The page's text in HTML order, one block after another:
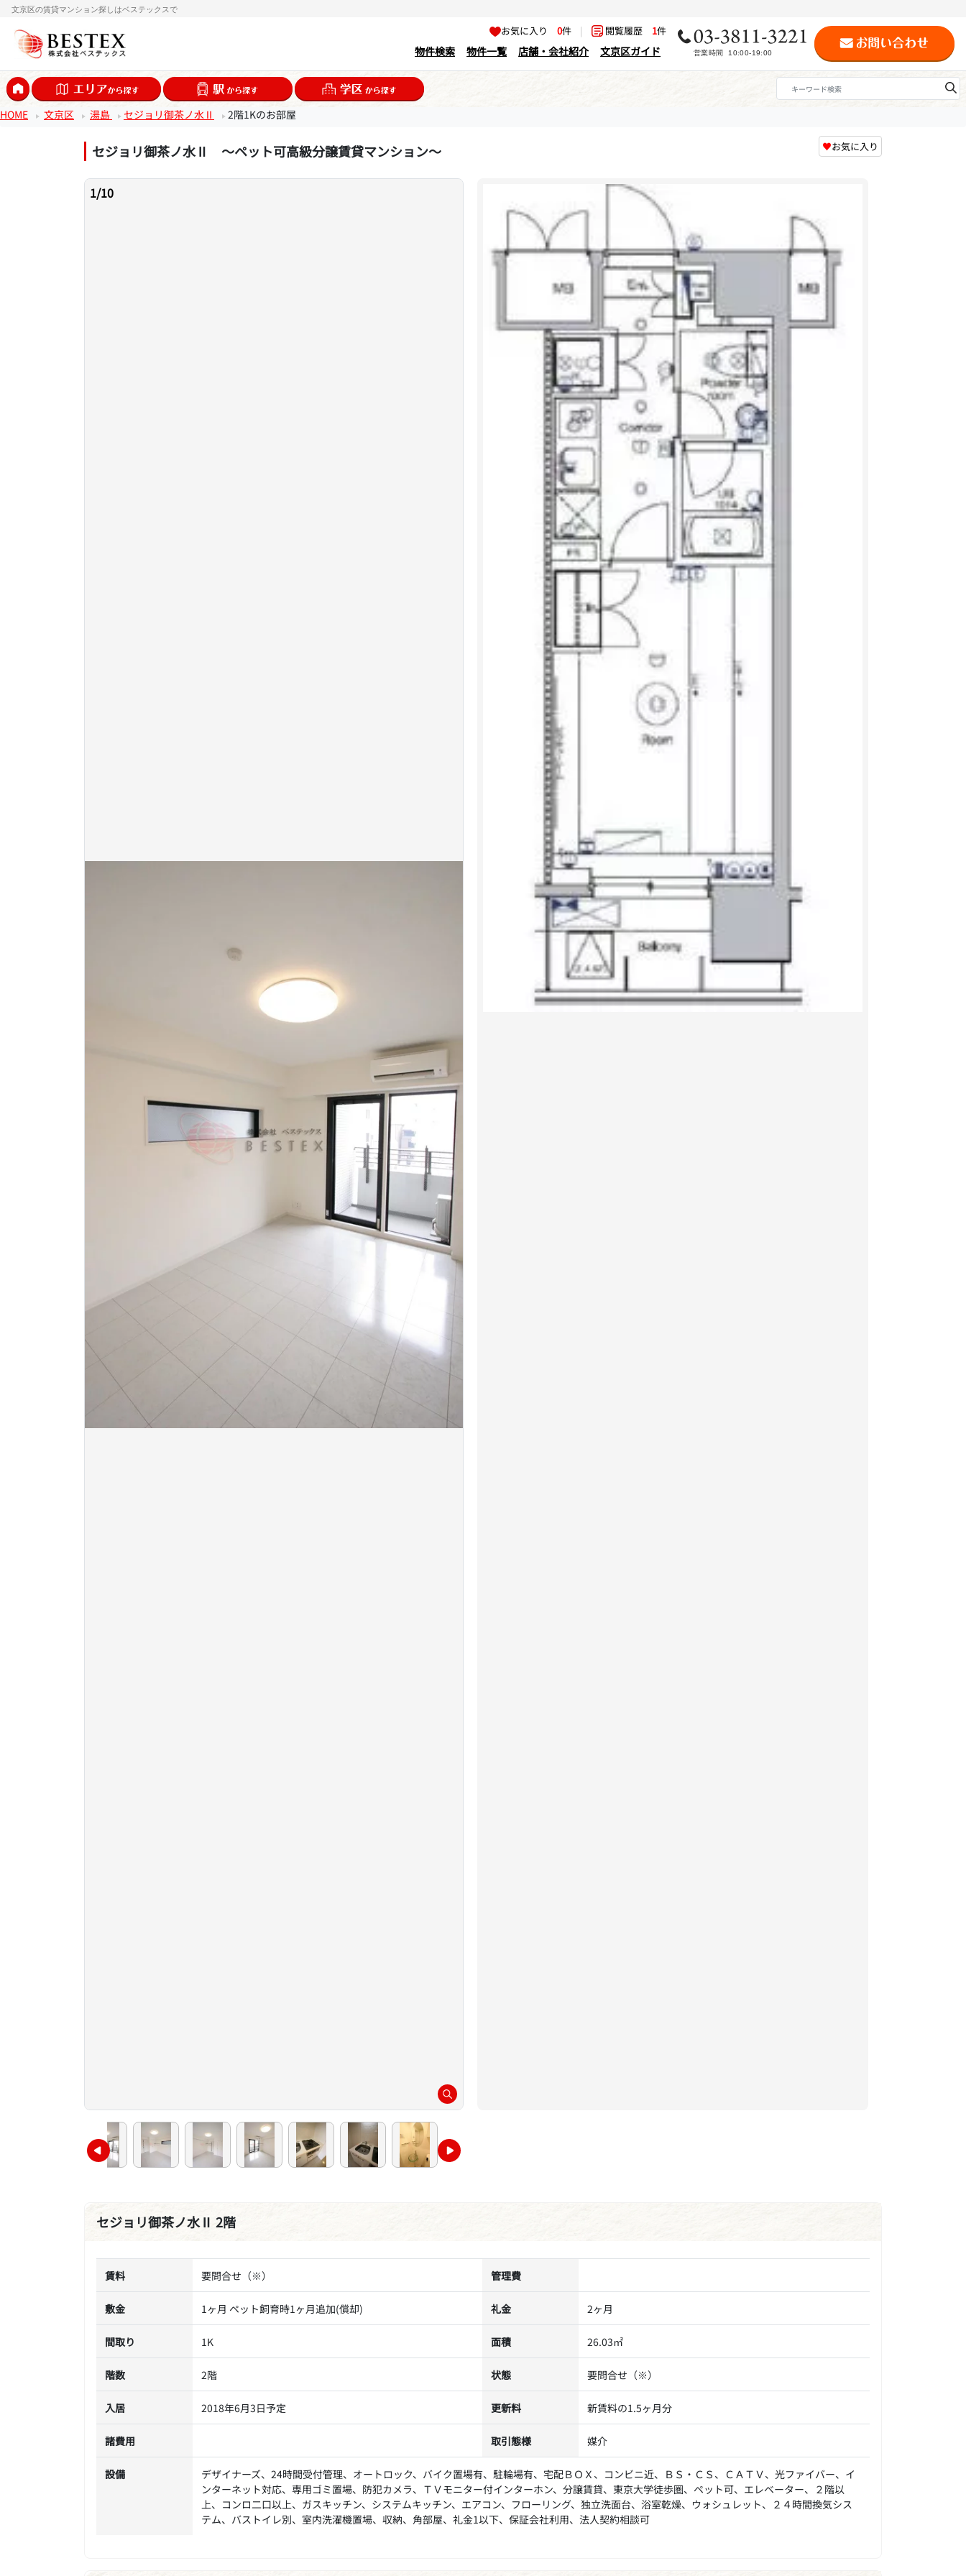
文京区の賃貸マンション探しはベステックスで
お気に入り0件 | 閲覧履歴 1件
物件検索 物件一覧 店舗・会社紹介 文京区ガイド
HOME 文京区 湯島 セジョリ御茶ノ水Ⅱ 2階1Kのお部屋
セジョリ御茶ノ水Ⅱ ～ペット可高級分譲賃貸マンション～ ♥お気に入り
1/10
セジョリ御茶ノ水Ⅱ 2階
賃料 要問合せ（※） 管理費
敷金 1ヶ月 ペット飼育時1ヶ月追加(償却) 礼金 2ヶ月
間取り 1K 面積 26.03㎡
階数 2階 状態 要問合せ（※）
入居 2018年6月3日予定 更新料 新賃料の1.5ヶ月分
諸費用 取引態様 媒介
設備
デザイナーズ、24時間受付管理、オートロック、バイク置場有、駐輪場有、宅配ＢＯＸ、コンビニ近、ＢＳ・ＣＳ、ＣＡＴＶ、光ファイバー、イ
ンターネット対応、専用ゴミ置場、防犯カメラ、ＴＶモニター付インターホン、分譲賃貸、東京大学徒歩圏、ペット可、エレベーター、２階以
上、コンロ二口以上、ガスキッチン、システムキッチン、エアコン、フローリング、独立洗面台、浴室乾燥、ウォシュレット、２４時間換気シス
テム、バストイレ別、室内洗濯機置場、収納、角部屋、礼金1以下、保証会社利用、法人契約相談可